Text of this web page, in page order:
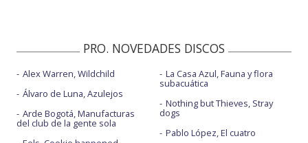
PRO. NOVEDADES DISCOS
Alex Warren, Wildchild
Álvaro de Luna, Azulejos
Arde Bogotá, Manufacturas
del club de la gente sola
La Casa Azul, Fauna y flora
subacuática
Nothing but Thieves, Stray
dogs
Pablo López, El cuatro